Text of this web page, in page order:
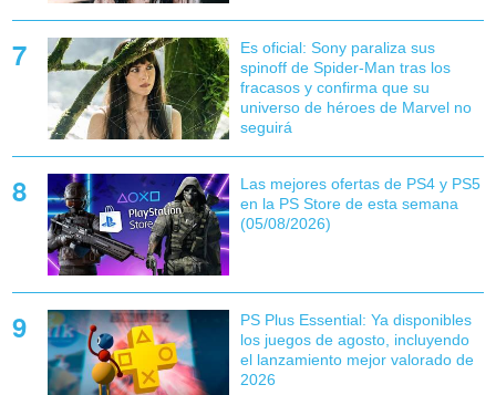
Es oficial: Sony paraliza sus
spinoff de Spider-Man tras los
fracasos y confirma que su
universo de héroes de Marvel no
seguirá
Las mejores ofertas de PS4 y PS5
en la PS Store de esta semana
(05/08/2026)
PS Plus Essential: Ya disponibles
los juegos de agosto, incluyendo
el lanzamiento mejor valorado de
2026